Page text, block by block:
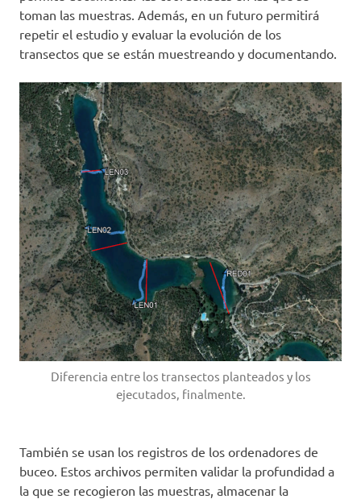
toman las muestras. Además, en un futuro permitirá
repetir el estudio y evaluar la evolución de los
transectos que se están muestreando y documentando.
Diferencia entre los transectos planteados y los
ejecutados, finalmente.
También se usan los registros de los ordenadores de
buceo. Estos archivos permiten validar la profundidad a
la que se recogieron las muestras, almacenar la